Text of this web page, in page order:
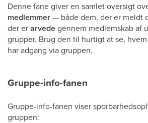
Denne fane giver en samlet oversigt
medlemmer— både dem, der er meldt
der erarvedegennem medlemskab af
grupper. Brug den til hurtigt at se,
har adgang via gruppen.
Gruppe-info-fanen
Gruppe-info-fanen viser
gruppen: